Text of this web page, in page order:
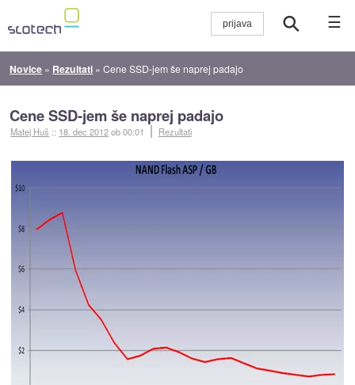
☰
Novice » Rezultati »Cene SSD-jem še naprej padajo
Cene SSD-jem še naprej padajo
Matej Huš :: 18. dec 2012ob 00:01 Rezultati